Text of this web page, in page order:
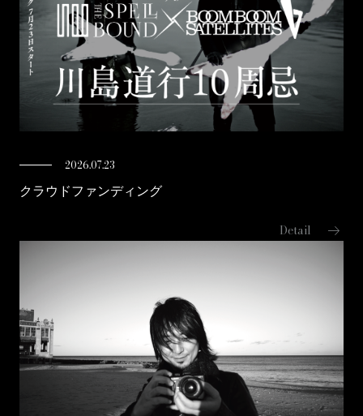
2026.07.23
クラウドファンディング
Detail arrow_right_alt